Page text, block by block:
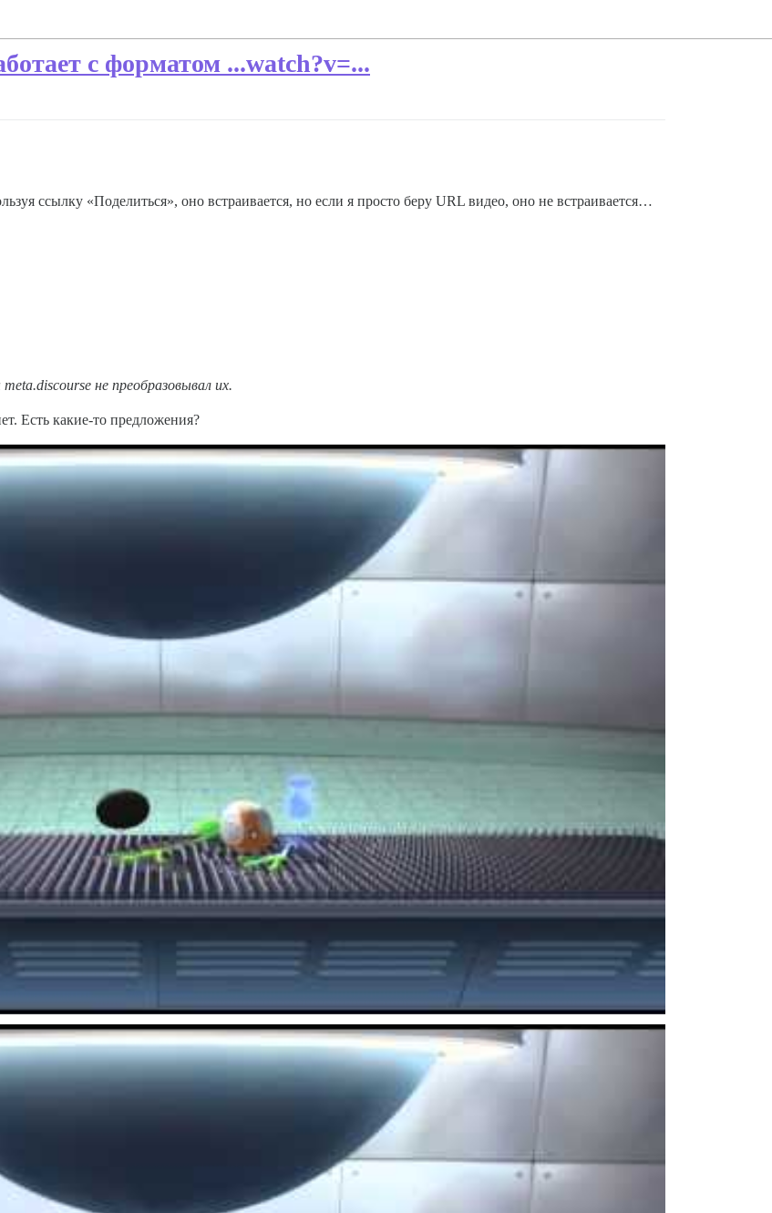
с форматом ...watch?v=...
ссылку «Поделиться», оно встраивается, но если я просто беру URL видео, оно не встраивается…
не преобразовывал их.
Есть какие-то предложения?